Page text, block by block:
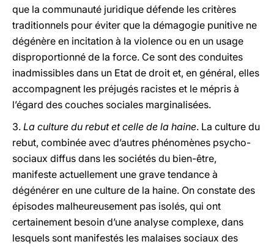
que la communauté juridique défende les critères
traditionnels pour éviter que la démagogie punitive ne
dégénère en incitation à la violence ou en un usage
disproportionné de la force. Ce sont des conduites
inadmissibles dans un Etat de droit et, en général, elles
accompagnent les préjugés racistes et le mépris à
l’égard des couches sociales marginalisées.
3. La culture du rebut et celle de la haine. La culture du
rebut, combinée avec d’autres phénomènes psycho-
sociaux diffus dans les sociétés du bien-être,
manifeste actuellement une grave tendance à
dégénérer en une culture de la haine. On constate des
épisodes malheureusement pas isolés, qui ont
certainement besoin d’une analyse complexe, dans
lesquels sont manifestés les malaises sociaux des